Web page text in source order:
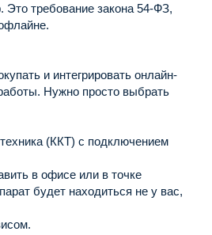
требование закона 54-ФЗ,
и интегрировать онлайн-
Нужно просто выбрать
(ККТ) с подключением
в офисе или в точке
будет находиться не у вас,